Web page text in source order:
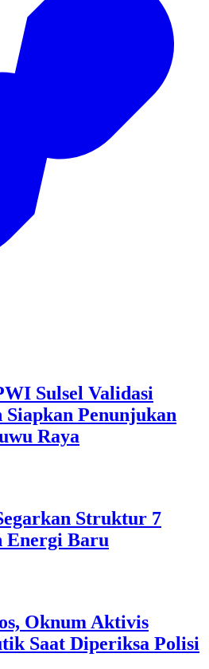
Sulsel Validasi
Siapkan Penunjukan
Raya
Struktur 7
Energi Baru
Oknum Aktivis
Saat Diperiksa Polisi